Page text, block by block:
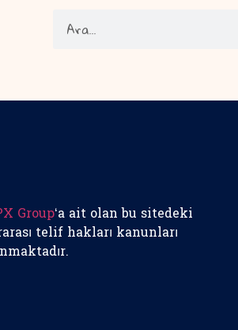
Group‘a ait olan bu sitedeki
telif hakları kanunları